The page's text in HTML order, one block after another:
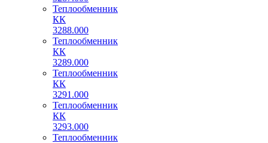
Теплообменник
КК
3288.000
Теплообменник
КК
3289.000
Теплообменник
КК
3291.000
Теплообменник
КК
3293.000
Теплообменник